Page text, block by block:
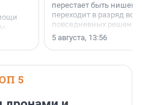
перестает быть
переходит в разряд
повседневных
5 августа, 13:56
5